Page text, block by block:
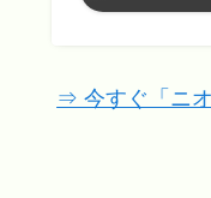
⇒ 今すぐ「ニ